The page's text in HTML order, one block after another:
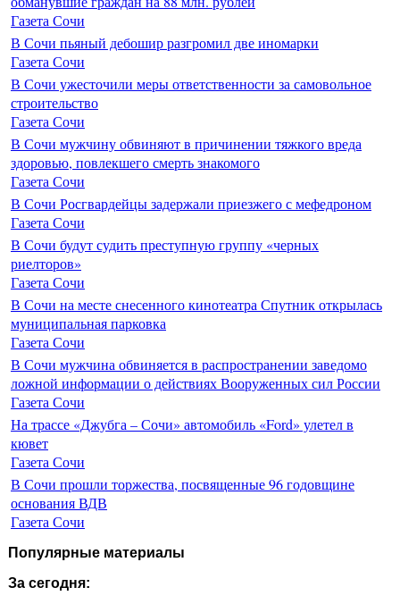
Газета Сочи
В Сочи пьяный дебошир разгромил две иномарки
Газета Сочи
В Сочи ужесточили меры ответственности за самовольное
строительство
Газета Сочи
В Сочи мужчину обвиняют в причинении тяжкого вреда
здоровью, повлекшего смерть знакомого
Газета Сочи
В Сочи Росгвардейцы задержали приезжего с мефедроном
Газета Сочи
В Сочи будут судить преступную группу «черных
риелторов»
Газета Сочи
В Сочи на месте снесенного кинотеатра Спутник открылась
муниципальная парковка
Газета Сочи
В Сочи мужчина обвиняется в распространении заведомо
ложной информации о действиях Вооруженных сил России
Газета Сочи
На трассе «Джубга – Сочи» автомобиль «Ford» улетел в
кювет
Газета Сочи
В Сочи прошли торжества, посвященные 96 годовщине
основания ВДВ
Газета Сочи
Популярные материалы
За сегодня: